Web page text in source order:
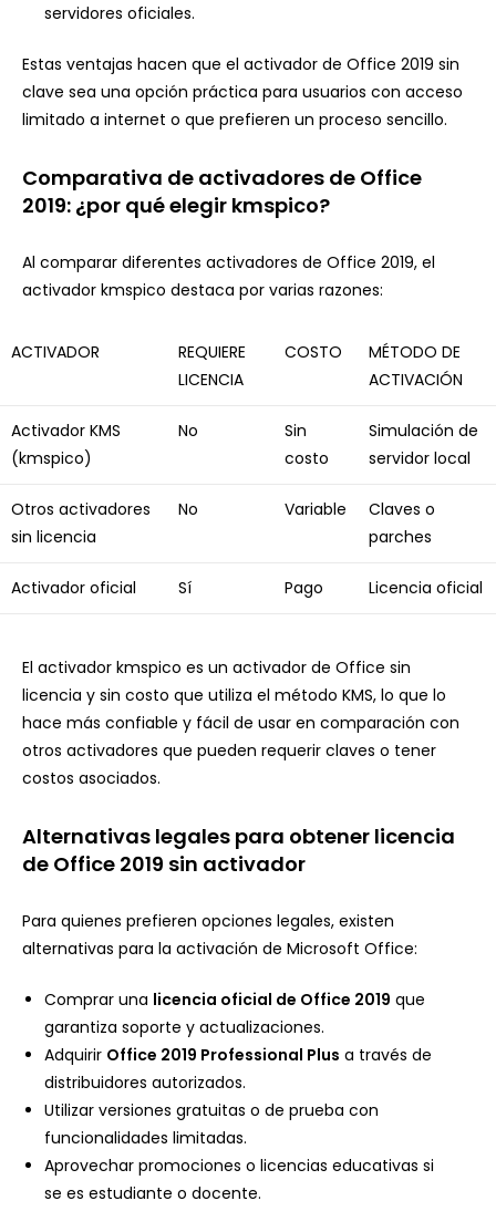
servidores oficiales.
Estas ventajas hacen que el activador de Office 2019 sin
clave sea una opción práctica para usuarios con acceso
limitado a internet o que prefieren un proceso sencillo.
Comparativa de activadores de Office
2019: ¿por qué elegir kmspico?
Al comparar diferentes activadores de Office 2019, el
activador kmspico destaca por varias razones:
ACTIVADOR
REQUIERE
LICENCIA
COSTO
MÉTODO DE
ACTIVACIÓN
Activador KMS
(kmspico)
No
Sin
costo
Simulación de
servidor local
Otros activadores
sin licencia
No Variable
Claves o
parches
Activador oficial Sí Pago Licencia oficial
El activador kmspico es un activador de Office sin
licencia y sin costo que utiliza el método KMS, lo que lo
hace más confiable y fácil de usar en comparación con
otros activadores que pueden requerir claves o tener
costos asociados.
Alternativas legales para obtener licencia
de Office 2019 sin activador
Para quienes prefieren opciones legales, existen
alternativas para la activación de Microsoft Office:
Comprar una licencia oficial de Office 2019 que
garantiza soporte y actualizaciones.
Adquirir Office 2019 Professional Plus a través de
distribuidores autorizados.
Utilizar versiones gratuitas o de prueba con
funcionalidades limitadas.
Aprovechar promociones o licencias educativas si
se es estudiante o docente.